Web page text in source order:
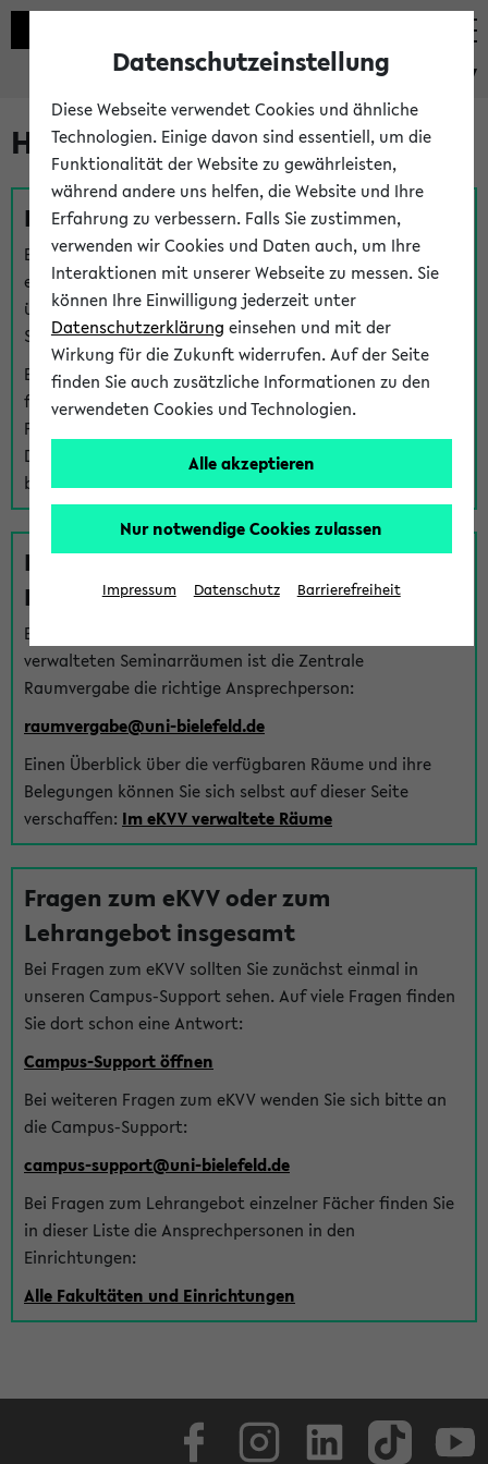
eKVV
Hilfe & Kontakt
Fragen zu einzelnen Veranstaltungen
Bei inhaltlichen und organisatorischen Fragen zu
einzelnen Veranstaltungen finden Sie Ansprechpersonen
über denFragen-Link bei jeder Veranstaltung. Der BIS
Support kann hier meist keine direkte Hilfe leisten.
Bei Veranstaltungen mit eKVV Teilnahmemanagement
finden Sie eine Auskunft über die Personen, die Ihre
Platzzuteilung im eKVV eingetragen haben, auf der
Detailseite zum Teilnahmemanagement der
betreffenden Veranstaltung.
Fragen zu im eKVV verwalteten
Räumen
Bei Fragen zur Vergabe von Hörsälen und vom eKVV
verwalteten Seminarräumen ist die Zentrale
Raumvergabe die richtige Ansprechperson:
raumvergabe@uni-bielefeld.de
Einen Überblick über die verfügbaren Räume und ihre
Belegungen können Sie sich selbst auf dieser Seite
verschaffen: Im eKVV verwaltete Räume
Fragen zum eKVV oder zum
Lehrangebot insgesamt
Bei Fragen zum eKVV sollten Sie zunächst einmal in
unseren Campus-Support sehen. Auf viele Fragen finden
Sie dort schon eine Antwort:
Campus-Support öffnen
Bei weiteren Fragen zum eKVV wenden Sie sich bitte an
die Campus-Support:
campus-support@uni-bielefeld.de
Bei Fragen zum Lehrangebot einzelner Fächer finden Sie
in dieser Liste die Ansprechpersonen in den
Einrichtungen:
Alle Fakultäten und Einrichtungen
Datenschutzeinstellung
Diese Webseite verwendet Cookies und ähnliche
Technologien. Einige davon sind essentiell, um die
Funktionalität der Website zu gewährleisten,
während andere uns helfen, die Website und Ihre
Erfahrung zu verbessern. Falls Sie zustimmen,
verwenden wir Cookies und Daten auch, um Ihre
Interaktionen mit unserer Webseite zu messen. Sie
können Ihre Einwilligung jederzeit unter
Datenschutzerklärung einsehen und mit der
Wirkung für die Zukunft widerrufen. Auf der Seite
finden Sie auch zusätzliche Informationen zu den
verwendeten Cookies und Technologien.
Alle akzeptieren
Nur notwendige Cookies zulassen
Impressum Datenschutz Barrierefreiheit